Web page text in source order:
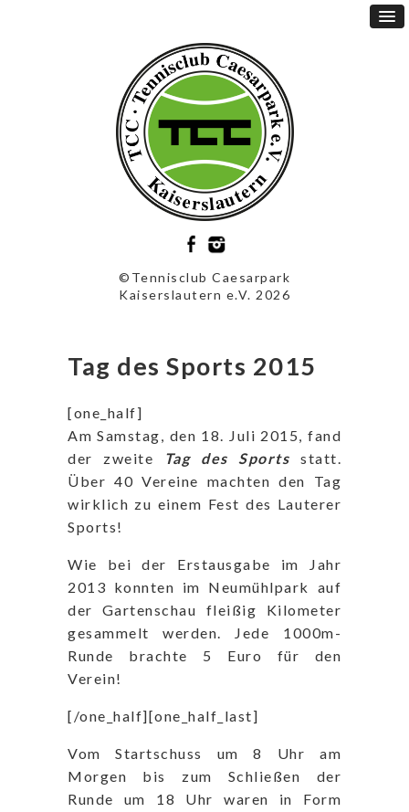
©Tennisclub Caesarpark
Kaiserslautern e.V. 2026
Tag des Sports 2015
[one_half]
Am Samstag, den 18. Juli 2015, fand
der zweite
Tag des Sports statt.
Über 40 Vereine machten den Tag
wirklich zu einem Fest des Lauterer
Sports!
Wie bei der Erstausgabe im Jahr
2013 konnten im Neumühlpark auf
der Gartenschau fleißig Kilometer
gesammelt werden. Jede 1000m-
Runde brachte 5 Euro für den
Verein!
[/one_half][one_half_last]
Vom Startschuss um 8 Uhr am
Morgen bis zum Schließen der
Runde um 18 Uhr waren in Form